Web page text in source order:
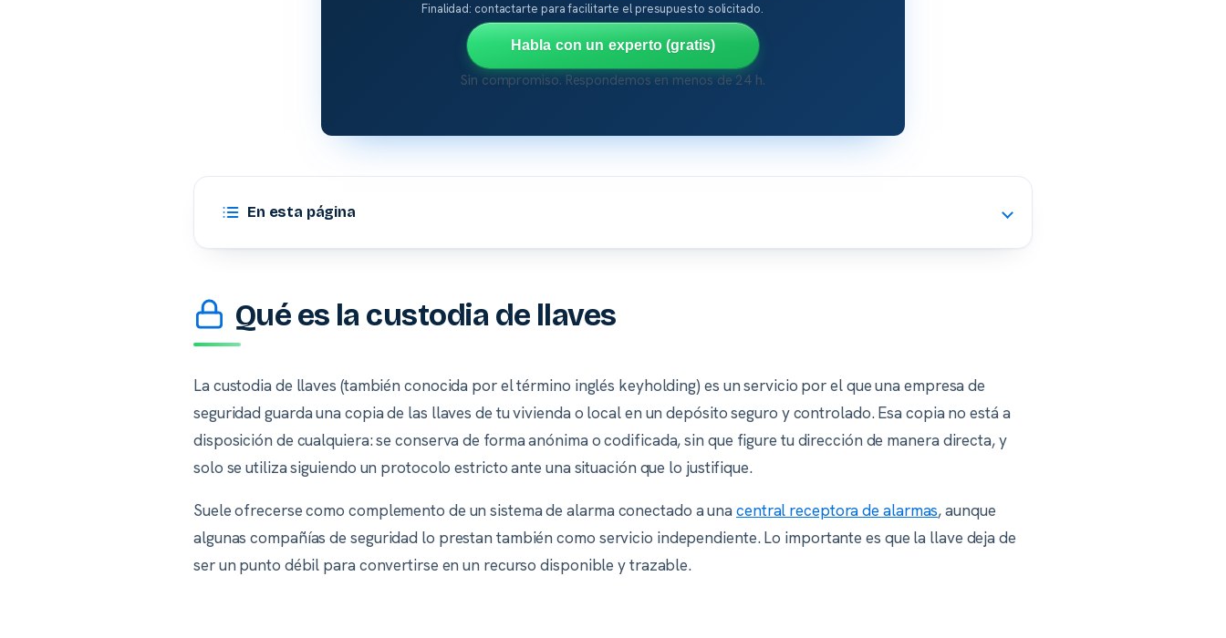
Finalidad: contactarte para facilitarte el presupuesto solicitado.
Habla con un experto (gratis)
Sin compromiso. Respondemos en menos de 24 h.
En esta página
Qué es la custodia de llaves
La custodia de llaves (también conocida por el término inglés keyholding) es un servicio por el que una empresa de
seguridad guarda una copia de las llaves de tu vivienda o local en un depósito seguro y controlado. Esa copia no está a
disposición de cualquiera: se conserva de forma anónima o codificada, sin que figure tu dirección de manera directa, y
solo se utiliza siguiendo un protocolo estricto ante una situación que lo justifique.
Suele ofrecerse como complemento de un sistema de alarma conectado a unacentral receptora de alarmas, aunque
algunas compañías de seguridad lo prestan también como servicio independiente. Lo importante es que la llave deja de
ser un punto débil para convertirse en un recurso disponible y trazable.